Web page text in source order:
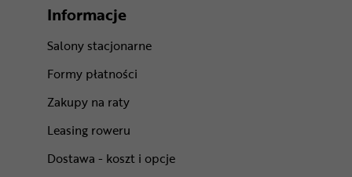
Informacje
Salony stacjonarne
Formy płatności
Zakupy na raty
Leasing roweru
Dostawa - koszt i opcje